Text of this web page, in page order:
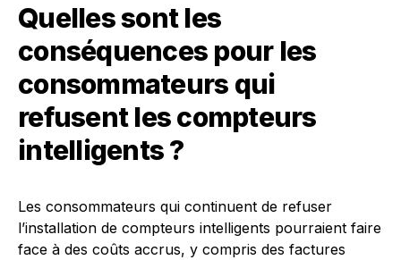
Quelles sont les
conséquences pour les
consommateurs qui
refusent les compteurs
intelligents ?
Les consommateurs qui continuent de refuser
l’installation de compteurs intelligents pourraient faire
face à des coûts accrus, y compris des factures